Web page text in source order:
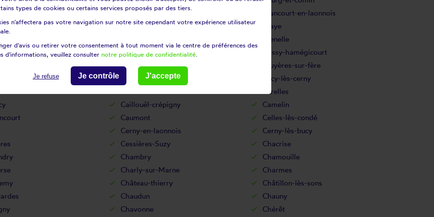
sous-montbavin Braine
Brancourt-en-laonnois
Bray-saint-christophe
Braye
Brenelle
Brissay-choigny
Brissy-hamégicourt
Bruyères-et-montbérault
Bruyères-sur-fère
Bucy-le-long
Bucy-lès-cerny
Burelles
Caillouël-crépigny
Camelin
Caumont
Celles-lès-condé
Cerny-en-laonnois
Cerny-lès-bucy
Cessières-Suzy
Chacrise
Chambry
Chamouille
Charly-sur-Marne
Charmes
Château-thierry
Châtillon-lès-sons
Chaudun
Chauny
Chavonne
Chérêt
types de cookies ou certains services proposés par des tiers.
n'affectera pas votre navigation sur notre site cependant votre expérience utilisateur
d'avis ou retirer votre consentement à tout moment via le centre de préférences des
d'informations, veuillez consulter notre politique de confidentialité
Je refuse Je contrôle J'accepte